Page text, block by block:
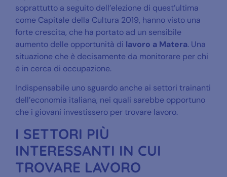
soprattutto a seguito dell’elezione di quest’ultima
come Capitale della Cultura 2019, hanno visto una
forte crescita, che ha portato ad un sensibile
aumento delle opportunità di lavoro a Matera. Una
situazione che è decisamente da monitorare per chi
è in cerca di occupazione.
Indispensabile uno sguardo anche ai settori trainanti
dell’economia italiana, nei quali sarebbe opportuno
che i giovani investissero per trovare lavoro.
I SETTORI PIÙ
INTERESSANTI IN CUI
TROVARE LAVORO